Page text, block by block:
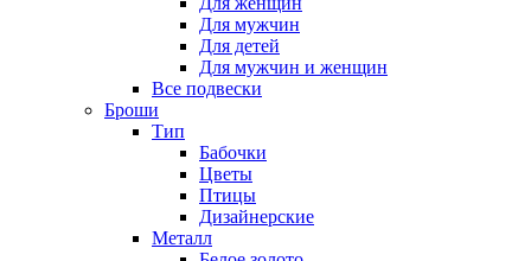
Для мужчин
Для детей
Для мужчин и женщин
Все подвески
Броши
Тип
Бабочки
Цветы
Птицы
Дизайнерские
Металл